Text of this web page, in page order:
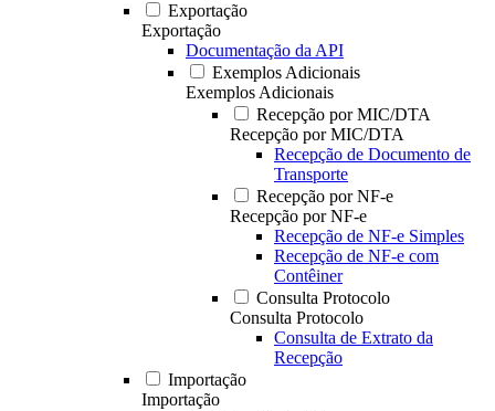
Exportação
Exportação
Documentação da API
Exemplos Adicionais
Exemplos Adicionais
Recepção por MIC/DTA
Recepção por MIC/DTA
Recepção de Documento de
Transporte
Recepção por NF-e
Recepção por NF-e
Recepção de NF-e Simples
Recepção de NF-e com
Contêiner
Consulta Protocolo
Consulta Protocolo
Consulta de Extrato da
Recepção
Importação
Importação